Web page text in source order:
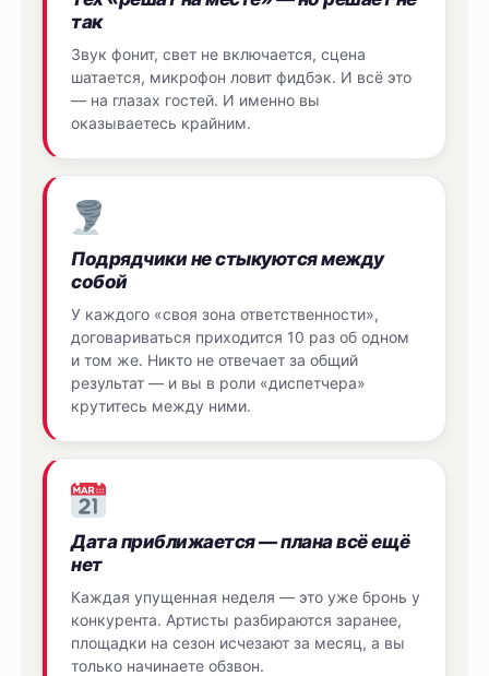
так
Звук фонит, свет не включается, сцена
шатается, микрофон ловит фидбэк. И всё это
— на глазах гостей. И именно вы
оказываетесь крайним.
Подрядчики не стыкуются между
собой
У каждого «своя зона ответственности»,
договариваться приходится 10 раз об одном
и том же. Никто не отвечает за общий
результат — и вы в роли «диспетчера»
крутитесь между ними.
Дата приближается — плана всё ещё
нет
Каждая упущенная неделя — это уже бронь у
конкурента. Артисты разбираются заранее,
площадки на сезон исчезают за месяц, а вы
только начинаете обзвон.